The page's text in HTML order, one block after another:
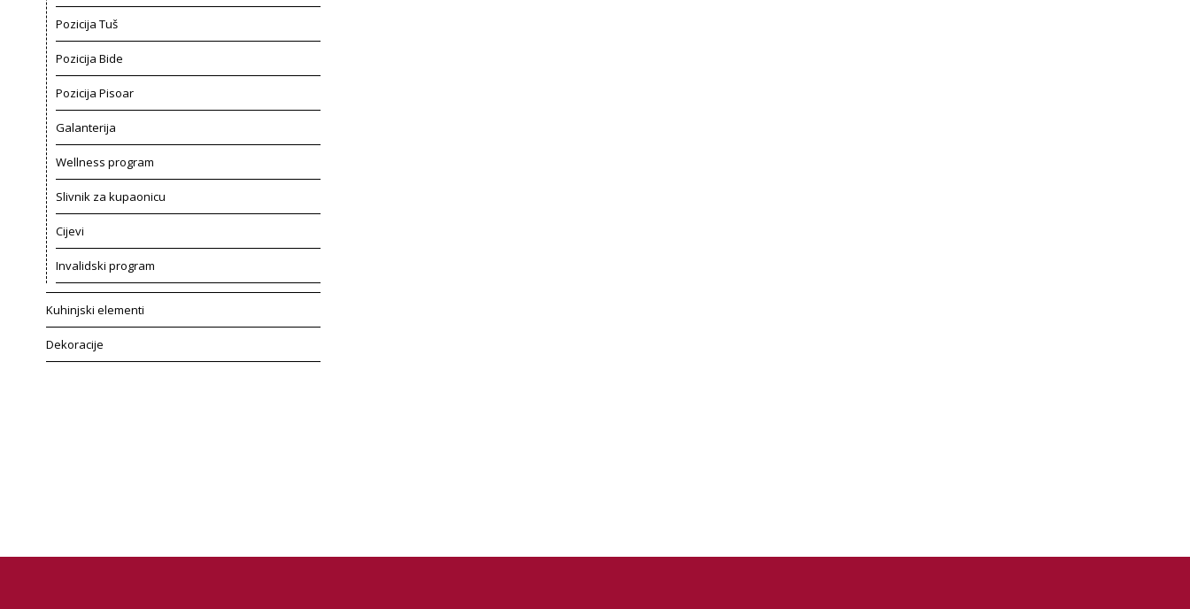
Pozicija Tuš
Pozicija Bide
Pozicija Pisoar
Galanterija
Wellness program
Slivnik za kupaonicu
Cijevi
Invalidski program
Kuhinjski elementi
Dekoracije